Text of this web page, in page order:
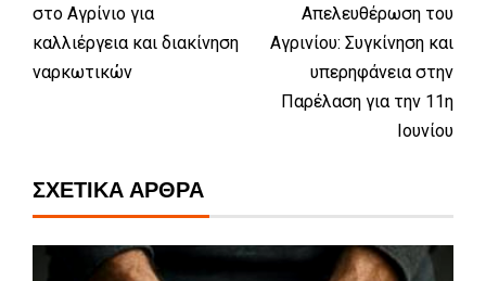
στο Αγρίνιο για
καλλιέργεια και διακίνηση
ναρκωτικών
Απελευθέρωση του
Αγρινίου: Συγκίνηση και
υπερηφάνεια στην
Παρέλαση για την 11η
Ιουνίου
ΣΧΕΤΙΚΆ ΆΡΘΡΑ